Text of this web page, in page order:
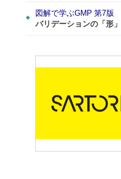
図解で学ぶGMP 第7版
バリデーションの「形」